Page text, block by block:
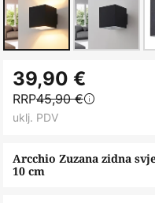
to
the
beginning
the
images
Arcchio Zuzana zidna
10 cm
39,90 €
RRP45,90 €
uklj. PDV